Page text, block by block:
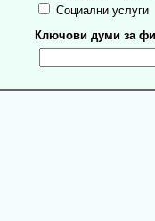
Социални услуги
Ключови думи за